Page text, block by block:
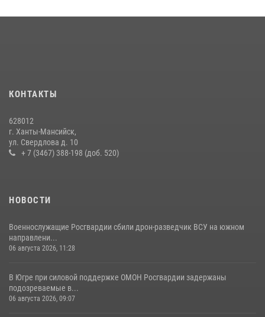
29 июля 2026, 09:54
форума развития гражданского общества «Добрино»
13 июля 2026, 11:47
КОНТАКТЫ
628012
г. Ханты-Мансийск,
ул. Свердлова д. 10
+ 7 (3467) 388-198 (доб. 520)
НОВОСТИ
Военнослужащие Росгвардии сбили дрон-разведчик ВСУ на южном
направлени...
06 августа 2026, 11:28
В Югре при силовой поддержке ОМОН Росгвардии задержаны
подозреваемые в...
06 августа 2026, 09:07